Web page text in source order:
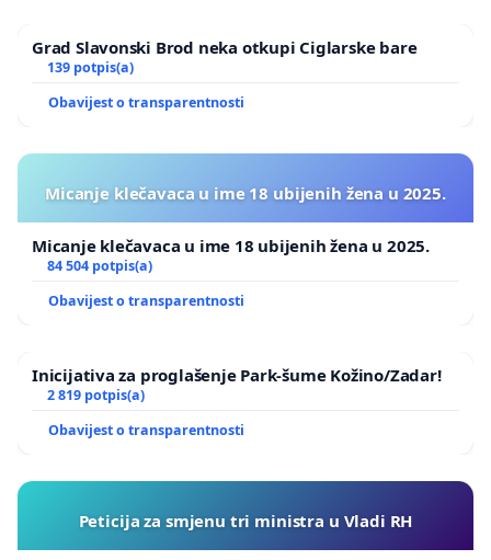
Grad Slavonski Brod neka otkupi Ciglarske bare
139 potpis(a)
Obavijest o transparentnosti
Micanje klečavaca u ime 18 ubijenih žena u 2025.
Micanje klečavaca u ime 18 ubijenih žena u 2025.
84 504 potpis(a)
Obavijest o transparentnosti
Inicijativa za proglašenje Park-šume Kožino/Zadar!
2 819 potpis(a)
Obavijest o transparentnosti
Peticija za smjenu tri ministra u Vladi RH